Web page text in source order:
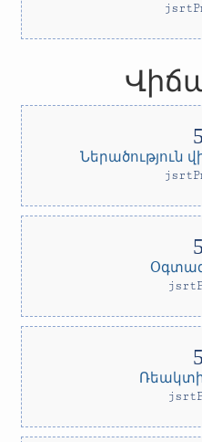
Ներածություն